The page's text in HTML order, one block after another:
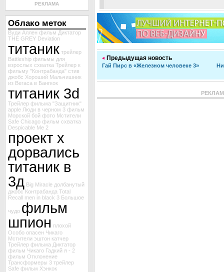
РЕКЛАМА
Облако меток
Вуди Аллен фильм Диктатор
THE GREY Deviation
титаник трейлер
Battleship фильмы для
взрослых схватка Трейлер к
фильму "Контрабанда" стив
джобс Хороший Мальчишник
из Вегаса в Бангкок
титаник 3d
Трейлер фильма "Защитник"
apple Люди в черном 3 фильм
Морской бой фото Мстители
Safe Chicago фильм схватка
Despicable Me 2
проект х
дорвались
титаник в
3д Big Miracle долбанутый
джобс Контрабанда Total
Recall men in black 3 Большое
чудо фильм
шпион плохой
Особо опасен Чикаго
Мстители эштон катчер
Трейлер фильма Диктатор
фильм Чикаго Гадкий я - 2
фильм Отклонение
Трансформеры 3 трейлер
Safe фильм Хэнкок
Предыдущая новость
Гай Пирс в «Железном человеке 3»